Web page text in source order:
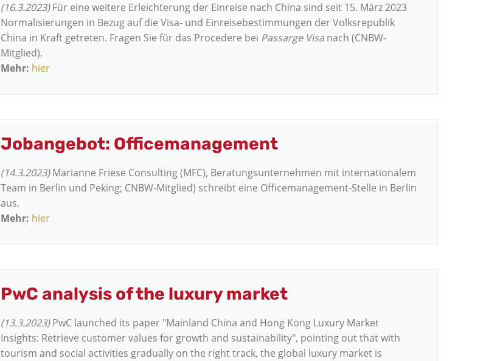
(16.3.2023)Für eine weitere Erleichterung der Einreise nach China sind seit 15. März 2023
Normalisierungen in Bezug auf die Visa- und Einreisebestimmungen der Volksrepublik
China in Kraft getreten. Fragen Sie für das Procedere bei Passarge Visa nach (CNBW-
Mitglied).
Mehr: hier
Jobangebot: Officemanagement
(14.3.2023)Marianne Friese Consulting (MFC), Beratungsunternehmen mit internationalem
Team in Berlin und Peking; CNBW-Mitglied) schreibt eine Officemanagement-Stelle in Berlin
aus.
Mehr: hier
PwC analysis of the luxury market
(13.3.2023)PwC launched its paper "Mainland China and Hong Kong Luxury Market
Insights: Retrieve customer values for growth and sustainability", pointing out that with
tourism and social activities gradually on the right track, the global luxury market is